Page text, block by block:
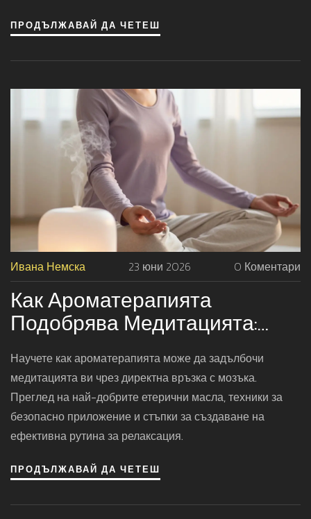
ПРОДЪЛЖАВАЙ ДА ЧЕТЕШ
Ивана Немска 23 юни 2026 0 Коментари
Как Ароматерапията
Подобрява Медитацията:
Пълно Ръководство За
Начинаещи
Научете как ароматерапията може да задълбочи
медитацията ви чрез директна връзка с мозъка.
Преглед на най-добрите етерични масла, техники за
безопасно приложение и стъпки за създаване на
ефективна рутина за релаксация.
ПРОДЪЛЖАВАЙ ДА ЧЕТЕШ